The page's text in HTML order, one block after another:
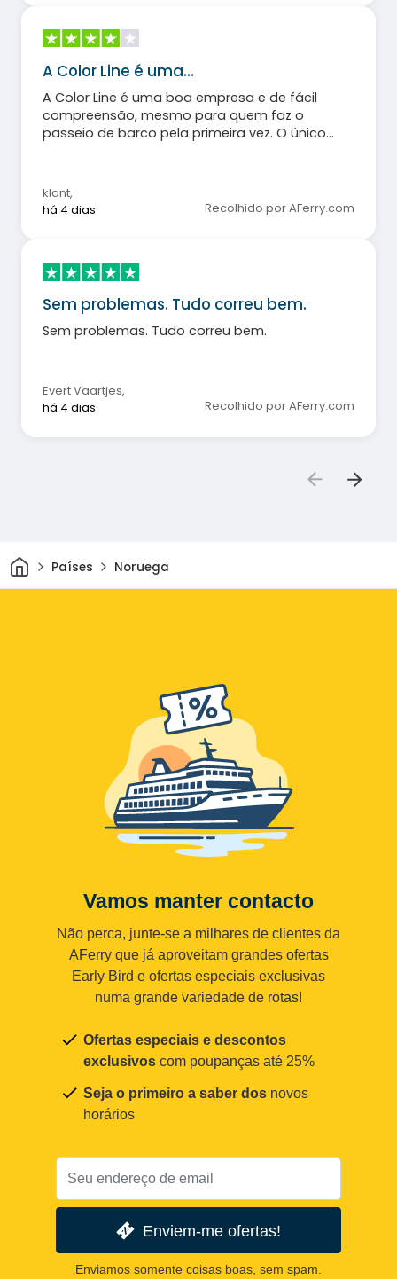
A Color Line é uma…
A Color Line é uma boa empresa e de fácil
compreensão, mesmo para quem faz o
passeio de barco pela primeira vez. O único
Do jeito que estava, as pessoas ficavam
circulando em círculos ao redor do buffet de
klant,
há 4 dias
Recolhido por AFerry.com
Sem problemas. Tudo correu bem.
Sem problemas. Tudo correu bem.
Evert Vaartjes,
há 4 dias
Recolhido por AFerry.com
CasaPaíses Noruega
Vamos manter contacto
Não perca, junte-se a milhares de clientes da
AFerry que já aproveitam grandes ofertas
Early Bird e ofertas especiais exclusivas
numa grande variedade de rotas!
Ofertas especiais e descontos
exclusivos com poupanças até 25%
Seja o primeiro a saber dos novos
horários
Enviem-me ofertas!
Enviamos somente coisas boas, sem spam.